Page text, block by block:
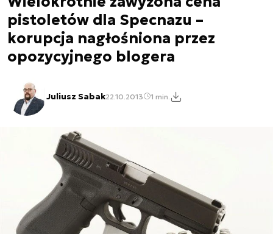
pistoletów dla Specnazu –
korupcja nagłośniona przez
opozycyjnego blogera
Juliusz Sabak22.10.2013 1 min.